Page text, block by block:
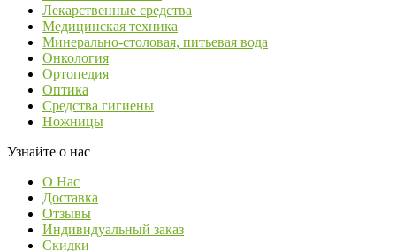
Лекарственные средства
Медицинская техника
Минерально-столовая, питьевая вода
Онкология
Ортопедия
Оптика
Средства гигиены
Ножницы
Узнайте о нас
О Нас
Доставка
Отзывы
Индивидуальный заказ
Скидки